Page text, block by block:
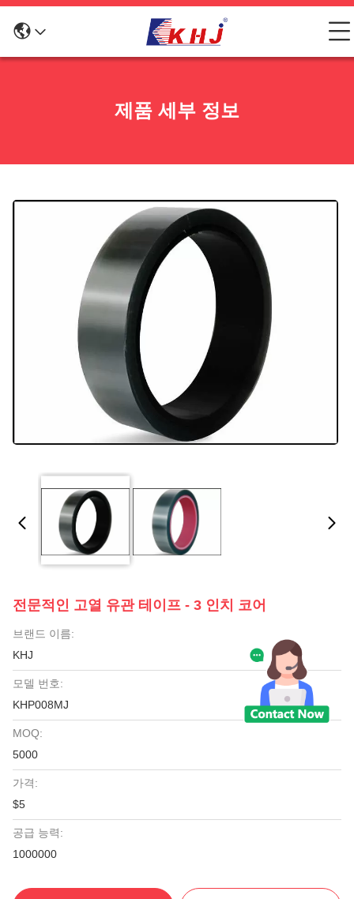
제품 세부 정보
전문적인 고열 유관 테이프 - 3 인치 코어
브랜드 이름:
KHJ
모델 번호:
KHP008MJ
MOQ:
5000
가격:
$5
공급 능력:
1000000